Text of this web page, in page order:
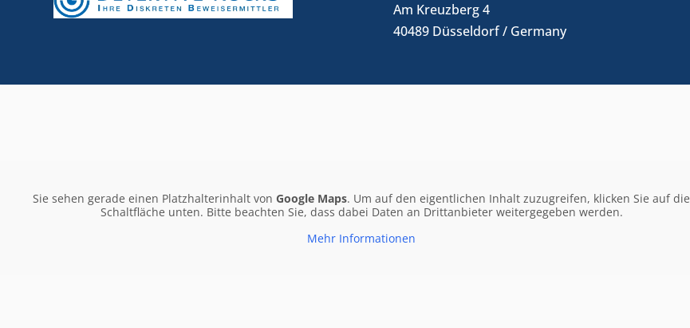
Am Kreuzberg 4
40489 Düsseldorf / Germany
Sie sehen gerade einen Platzhalterinhalt vonGoogle Maps. Um auf den eigentlichen Inhalt zuzugreifen, klicken Sie auf die
Schaltfläche unten. Bitte beachten Sie, dass dabei Daten an Drittanbieter weitergegeben werden.
Mehr Informationen